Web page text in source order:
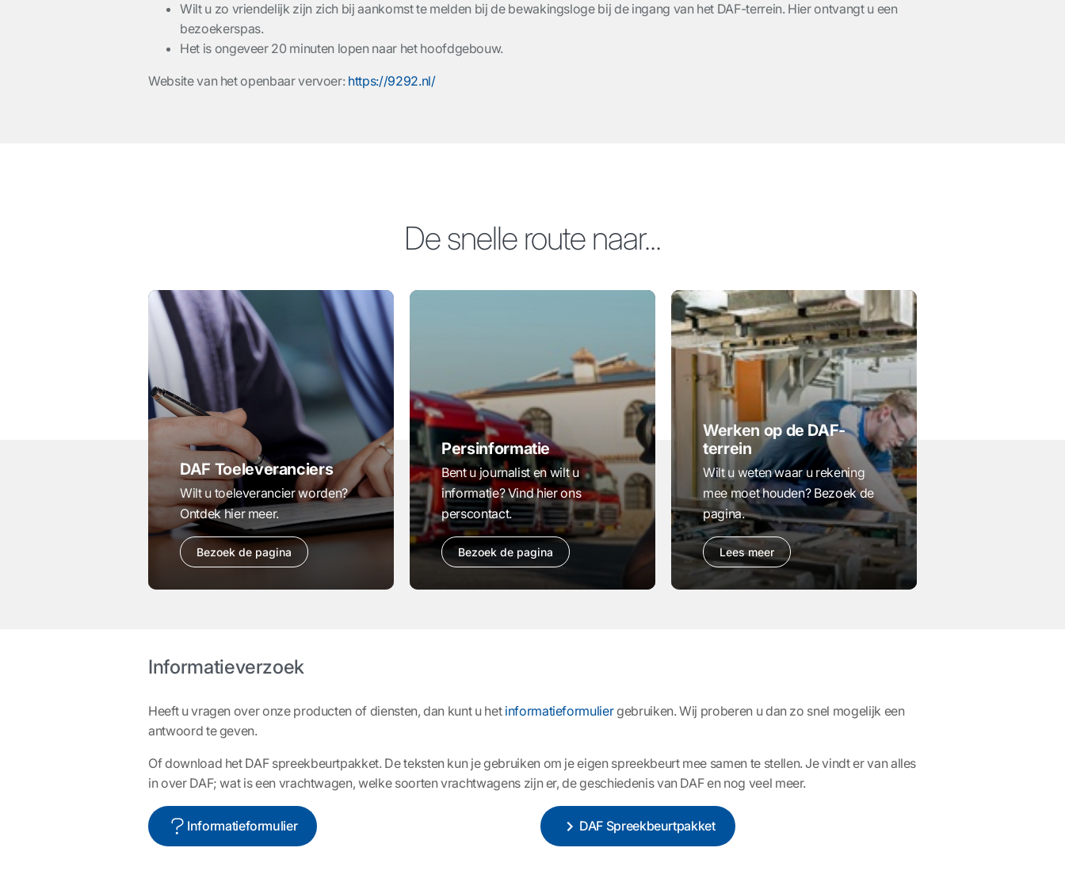
Wilt u zo vriendelijk zijn zich bij aankomst te melden bij de bewakingsloge bij de ingang van het DAF-terrein. Hier ontvangt u een
bezoekerspas.
Het is ongeveer 20 minuten lopen naar het hoofdgebouw.
Website van het openbaar vervoer: https://9292.nl/
De snelle route naar...
DAF Toeleveranciers
Wilt u toeleverancier worden?
Ontdek hier meer.
Bezoek de pagina
Persinformatie
Bent u journalist en wilt u
informatie? Vind hier ons
perscontact.
Bezoek de pagina
Werken op de DAF-
terrein
Wilt u weten waar u rekening
mee moet houden? Bezoek de
pagina.
Lees meer
Informatieverzoek
Heeft u vragen over onze producten of diensten, dan kunt u het informatieformuliergebruiken. Wij proberen u dan zo snel mogelijk een
antwoord te geven.
Of download het DAF spreekbeurtpakket. De teksten kun je gebruiken om je eigen spreekbeurt mee samen te stellen. Je vindt er van alles
in over DAF; wat is een vrachtwagen, welke soorten vrachtwagens zijn er, de geschiedenis van DAF en nog veel meer.
Informatieformulier DAF Spreekbeurtpakket